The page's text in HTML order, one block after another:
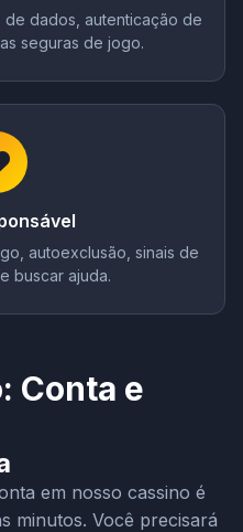
dados, autenticação de
seguras de jogo.
autoexclusão, sinais de
buscar ajuda.
Conta e
em nosso cassino é
minutos. Você precisará